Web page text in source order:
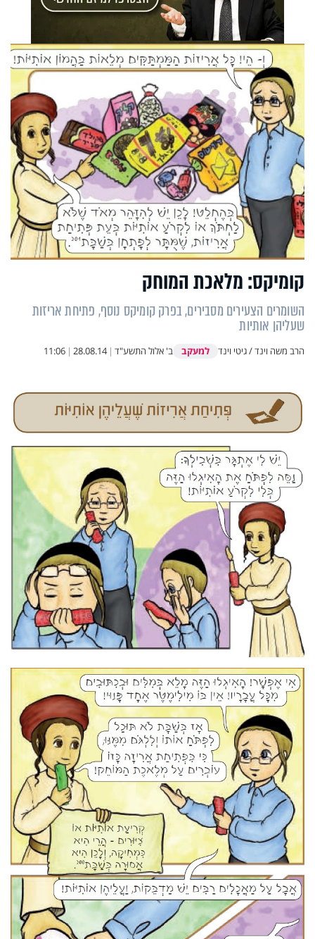
קומיקס: מלאכת המוחק
השומרים הצעירים מסבירים, בפרק קומיקס נוסף, פתיחת אריזות
שעליהן אותיות
הרב משה וינד / גיטי וינד למעקב ב' אלול התשע"ד |
28.08.14
|
11:06